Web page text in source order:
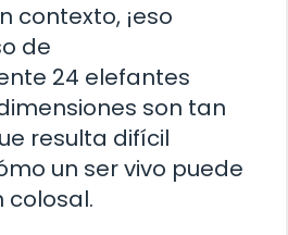
contexto, ¡eso
de
24 elefantes
son tan
resulta difícil
un ser vivo puede
colosal.